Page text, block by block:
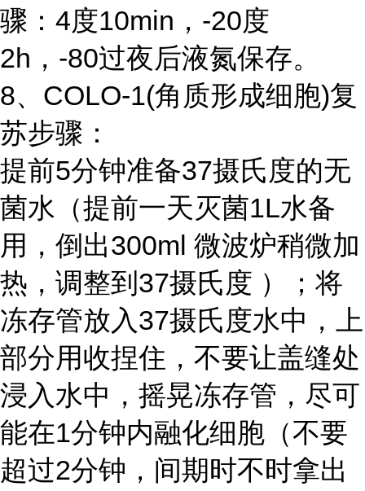
骤：4度10min，-20度
2h，-80过夜后液氮保存。
8、COLO-1(角质形成细胞)复
苏步骤：
提前5分钟准备37摄氏度的无
菌水（提前一天灭菌1L水备
用，倒出300ml 微波炉稍微加
热，调整到37摄氏度 ）；将
冻存管放入37摄氏度水中，上
部分用收捏住，不要让盖缝处
浸入水中，摇晃冻存管，尽可
能在1分钟内融化细胞（不要
超过2分钟，间期时不时拿出